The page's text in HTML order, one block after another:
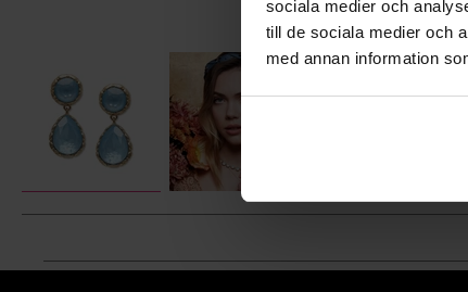
sociala medier och
till de sociala medier och
med annan information